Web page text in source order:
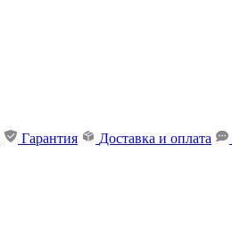
Гарантия Доставка и оплата